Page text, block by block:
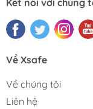
Kết nối với chúng
Về Xsafe
Về chúng tôi
Liên hệ